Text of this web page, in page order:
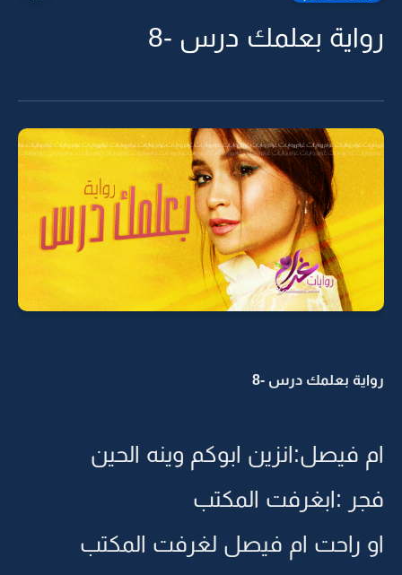
رواية بعلمك درس -8
رواية بعلمك درس -8
ام فيصل:انزين ابوكم وينه الحين
فجر :ابغرفت المكتب
او راحت ام فيصل لغرفت المكتب